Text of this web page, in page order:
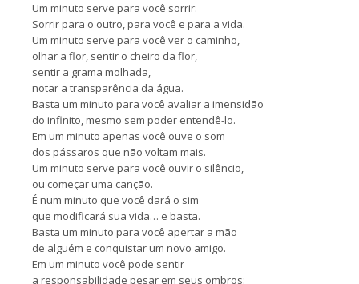
Um minuto serve para você sorrir:
Sorrir para o outro, para você e para a vida.
Um minuto serve para você ver o caminho,
olhar a flor, sentir o cheiro da flor,
sentir a grama molhada,
notar a transparência da água.
Basta um minuto para você avaliar a imensidão
do infinito, mesmo sem poder entendê-lo.
Em um minuto apenas você ouve o som
dos pássaros que não voltam mais.
Um minuto serve para você ouvir o silêncio,
ou começar uma canção.
É num minuto que você dará o sim
que modificará sua vida… e basta.
Basta um minuto para você apertar a mão
de alguém e conquistar um novo amigo.
Em um minuto você pode sentir
a responsabilidade pesar em seus ombros: